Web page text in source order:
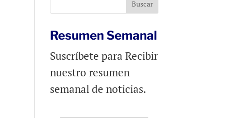
Resumen Semanal
Suscríbete para Recibir
nuestro resumen
semanal de noticias.